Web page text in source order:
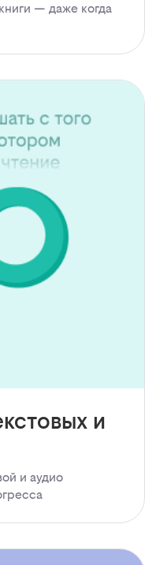
— даже когда
и
и аудио